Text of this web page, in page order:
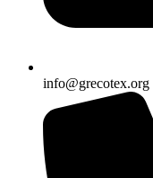
info@grecotex.org